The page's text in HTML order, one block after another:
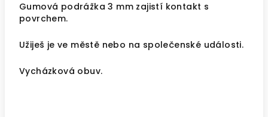
Gumová podrážka 3 mm zajistí kontakt s
povrchem.
Užiješ je ve městě nebo na společenské události.
Vycházková obuv.